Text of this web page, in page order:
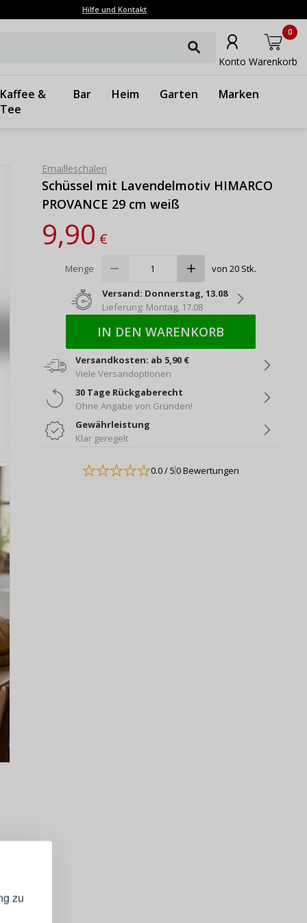
zu
Hilfe und Kontakt
Konto Warenkorb
0
Kaffee &
Tee
Bar Heim Garten Marken
Emailleschalen
Schüssel mit Lavendelmotiv HIMARCO
PROVANCE 29 cm weiß
9,90€
Menge von 20 Stk.
Versand: Donnerstag, 13.08
Lieferung: Montag, 17.08
IN DEN WARENKORB
Versandkosten: ab 5,90 €
Viele Versandoptionen
30 Tage Rückgaberecht
Ohne Angabe von Gründen!
Gewährleistung
Klar geregelt
0.0/ 50 Bewertungen